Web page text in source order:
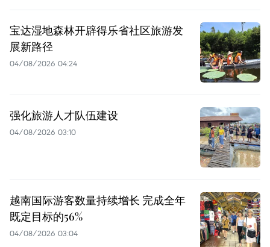
宝达湿地森林开辟得乐省社区旅游发
展新路径
04/08/2026 04:24
强化旅游人才队伍建设
04/08/2026 03:10
越南国际游客数量持续增长 完成全年
既定目标的56%
04/08/2026 03:04